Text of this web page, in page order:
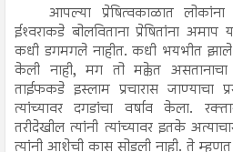
आपल्या प्रेषित्वकाळात
ईश्‍वराकडे बोलविताना प्रेषितांना
कधी डगमगले नाहीत. कधी भयभीत
केली नाही, मग तो मक्केत
ताईफकडे इस्लाम प्रचारास जाण्याचा
त्यांच्यावर दगडांचा वर्षाव केला.
तरीदेखील त्यांनी त्यांच्यावर इतके
त्यांनी आशेची कास सोडली नाही. ते